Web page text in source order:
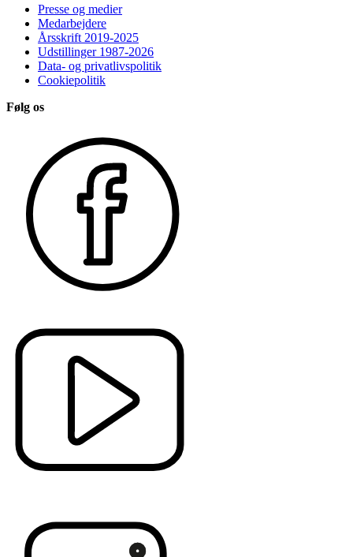
Presse og medier
Medarbejdere
Årsskrift 2019-2025
Udstillinger 1987-2026
Data- og privatlivspolitik
Cookiepolitik
Følg os